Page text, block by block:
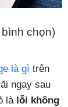
bình chọn)
là gì trên
ngay sau
là lỗi không